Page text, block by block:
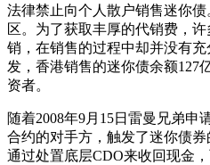
法律禁止向个人散户销售迷你
区。为了获取丰厚的代销费，
销，在销售的过程中却并没有
发，香港销售的迷你债余额127
资者。
随着2008年9月15日雷曼兄弟申
合约的对手方，触发了迷你债
通过处置底层CDO来收回现金